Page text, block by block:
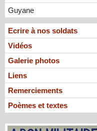
Guyane
Ecrire à nos soldats
Vidéos
Galerie photos
Liens
Remerciements
Poèmes et textes